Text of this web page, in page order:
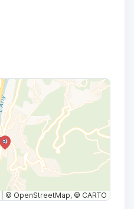
© OpenStreetMap, © CARTO